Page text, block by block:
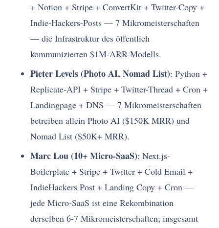
+ Notion + Stripe + ConvertKit + Twitter-Copy +
Indie-Hackers-Posts — 7 Mikromeisterschaften
— die Infrastruktur des öffentlich
kommunizierten $1M-ARR-Modells.
Pieter Levels (Photo AI, Nomad List): Python +
Replicate-API + Stripe + Twitter-Thread + Cron +
Landingpage + DNS — 7 Mikromeisterschaften
betreiben allein Photo AI ($150K MRR) und
Nomad List ($50K+ MRR).
Marc Lou (10+ Micro-SaaS): Next.js-
Boilerplate + Stripe + Twitter + Cold Email +
IndieHackers Post + Landing Copy + Cron —
jede Micro-SaaS ist eine Rekombination
derselben 6-7 Mikromeisterschaften; insgesamt